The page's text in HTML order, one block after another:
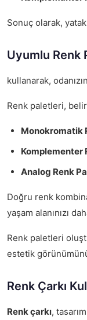
Sonuç olarak,
Uyumlu Renk
kullanarak,
Renk paletleri,
Monokromatik
Komplementer
Analog Renk
Doğru renk
yaşam alanınızı
Renk paletleri
estetik
Renk Çarkı
Renk çarkı,